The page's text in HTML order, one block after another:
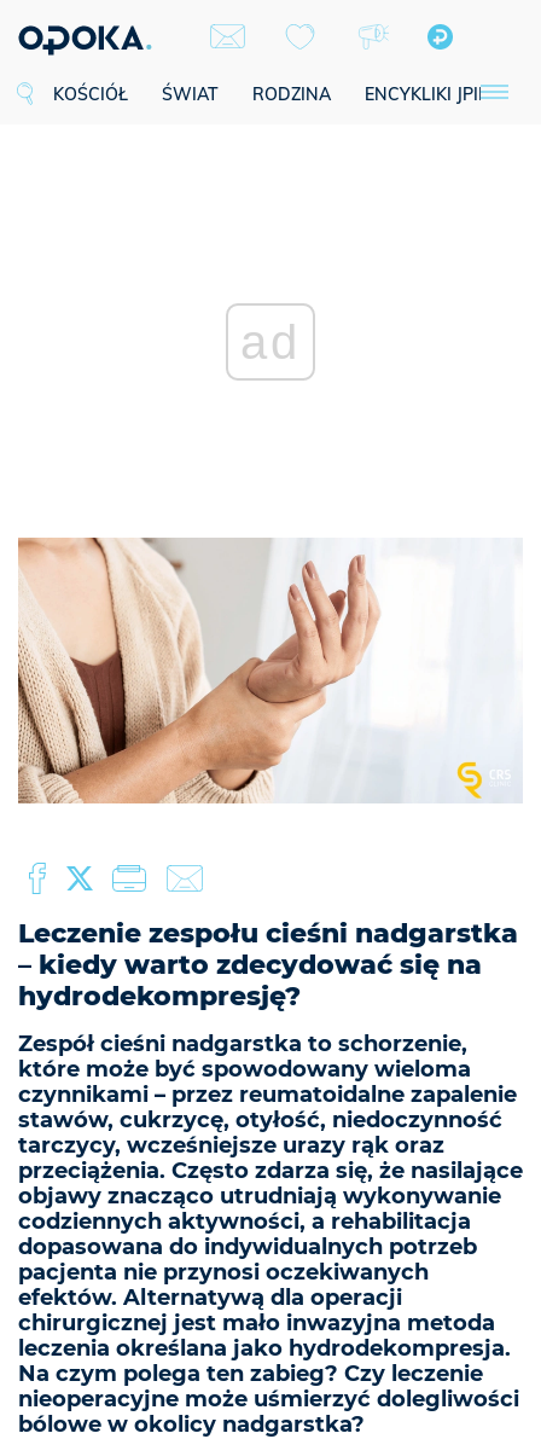
KOŚCIÓŁ ŚWIAT RODZINA ENCYKLIKI JPII
ad
Leczenie zespołu cieśni nadgarstka
– kiedy warto zdecydować się na
hydrodekompresję?
Zespół cieśni nadgarstka to schorzenie,
które może być spowodowany wieloma
czynnikami – przez reumatoidalne zapalenie
stawów, cukrzycę, otyłość, niedoczynność
tarczycy, wcześniejsze urazy rąk oraz
przeciążenia. Często zdarza się, że nasilające
objawy znacząco utrudniają wykonywanie
codziennych aktywności, a rehabilitacja
dopasowana do indywidualnych potrzeb
pacjenta nie przynosi oczekiwanych
efektów. Alternatywą dla operacji
chirurgicznej jest mało inwazyjna metoda
leczenia określana jako hydrodekompresja.
Na czym polega ten zabieg? Czy leczenie
nieoperacyjne może uśmierzyć dolegliwości
bólowe w okolicy nadgarstka?